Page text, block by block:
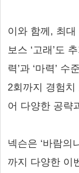
이와 함께, 최
보스 ‘고래’도
력’과 ‘마력’
2회까지 경험치
어 다양한 공략
넥슨은 ‘바람의
까지 다양한 이